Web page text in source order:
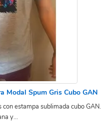
Modal Spum Gris Cubo GAN
estampa sublimada cubo GAN.
y...